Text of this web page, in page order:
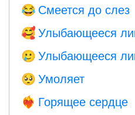
😂 Смеется до слез
🥰 Улыбающееся
🥲 Улыбающееся
🥺 Умоляет
❤️‍🔥 Горящее сердце